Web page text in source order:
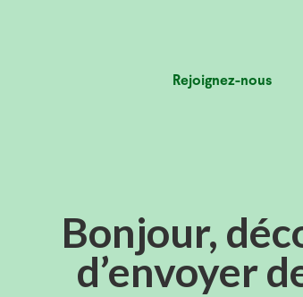
Rejoignez-nous
Bonjour,
d’envoyer